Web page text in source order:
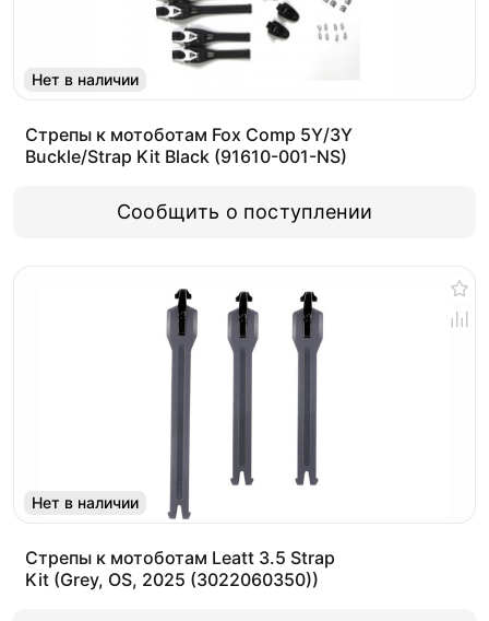
Нет в наличии
Стрепы к мотоботам Fox Comp 5Y/3Y
Buckle/Strap Kit Black (91610-001-NS)
Сообщить о поступлении
Нет в наличии
Стрепы к мотоботам Leatt 3.5 Strap
Kit (Grey, OS, 2025 (3022060350))